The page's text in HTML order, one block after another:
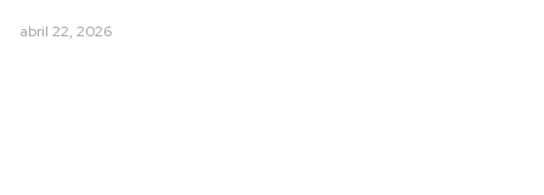
abril 22, 2026